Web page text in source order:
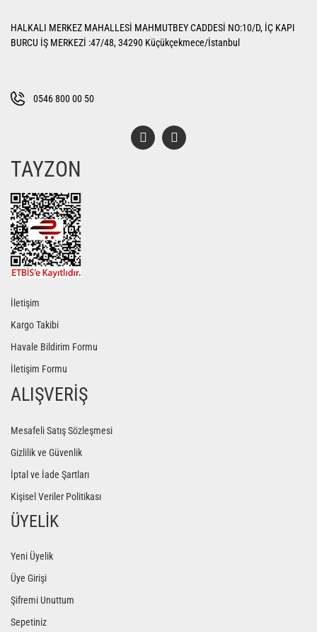
Ürün açıklamasında eksik bilgiler bulunuyor.
Bu ürüne benzer farklı alternatifler olmalı.
HALKALI MERKEZ MAHALLESİ MAHMUTBEY CADDESİ NO:10/D, İÇ KAPI
BURCU İŞ MERKEZİ :47/48, 34290 Küçükçekmece/İstanbul
0546 800 00 50
TAYZON
İletişim
Kargo Takibi
Havale Bildirim Formu
İletişim Formu
ALIŞVERİŞ
Mesafeli Satış Sözleşmesi
Gizlilik ve Güvenlik
İptal ve İade Şartları
Kişisel Veriler Politikası
ÜYELİK
Yeni Üyelik
Üye Girişi
Şifremi Unuttum
Sepetiniz